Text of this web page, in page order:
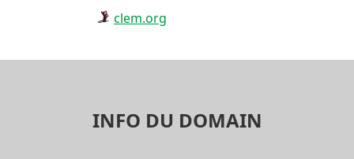
clem.org
INFO DU DOMAIN